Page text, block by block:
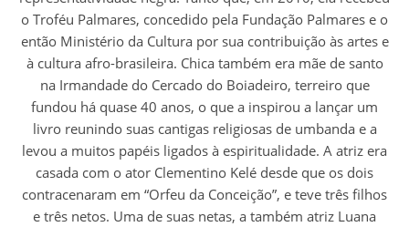
o Troféu Palmares, concedido pela Fundação Palmares e o
então Ministério da Cultura por sua contribuição às artes e
à cultura afro-brasileira. Chica também era mãe de santo
na Irmandade do Cercado do Boiadeiro, terreiro que
fundou há quase 40 anos, o que a inspirou a lançar um
livro reunindo suas cantigas religiosas de umbanda e a
levou a muitos papéis ligados à espiritualidade. A atriz era
casada com o ator Clementino Kelé desde que os dois
contracenaram em “Orfeu da Conceição”, e teve três filhos
e três netos. Uma de suas netas, a também atriz Luana